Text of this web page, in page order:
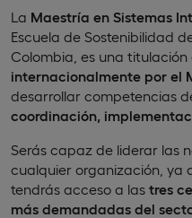
La Maestría en Sistemas
Escuela de Sostenibilidad
Colombia, es una titulación
internacionalmente por el
desarrollar competencias
coordinación,
Serás capaz de liderar las
cualquier organización, ya
tendrás acceso a las tres
más demandadas del